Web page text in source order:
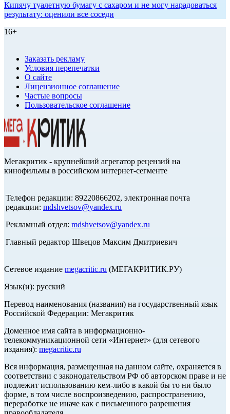
Кипячу туалетную бумагу с сахаром и не могу нарадоваться
результату: оценили все соседи
16+
Заказать рекламу
Условия перепечатки
О сайте
Лицензионное соглашение
Частые вопросы
Пользовательское соглашение
Мегакритик - крупнейший агрегатор рецензий на
кинофильмы в российском интернет-сегменте
Телефон редакции: 89220866202, электронная почта
редакции: mdshvetsov@yandex.ru
Рекламный отдел: mdshvetsov@yandex.ru
Главный редактор Швецов Максим Дмитриевич
Сетевое издание megacritic.ru (МЕГАКРИТИК.РУ)
Язык(и): русский
Перевод наименования (названия) на государственный язык
Российской Федерации: Мегакритик
Доменное имя сайта в информационно-
телекоммуникационной сети «Интернет» (для сетевого
издания): megacritic.ru
Вся информация, размещенная на данном сайте, охраняется в
соответствии с законодательством РФ об авторском праве и не
подлежит использованию кем-либо в какой бы то ни было
форме, в том числе воспроизведению, распространению,
переработке не иначе как с письменного разрешения